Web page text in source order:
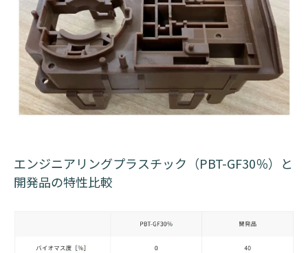
エンジニアリングプラスチック（PBT-GF30％）と
開発品の特性比較